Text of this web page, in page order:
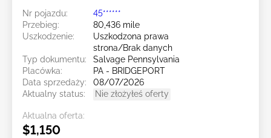
Nr pojazdu:
45******
Przebieg:
80,436 mile
Uszkodzenie:
Uszkodzona prawa
strona/Brak danych
Typ dokumentu:
Salvage Pennsylvania
Placówka:
PA - BRIDGEPORT
Data sprzedaży:
08/07/2026
Aktualny status:
Nie złożyłeś oferty
Aktualna oferta:
$1,150